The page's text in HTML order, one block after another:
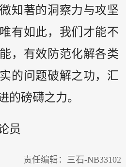
知著的洞察力与攻坚
有如此，我们才能不
，有效防范化解各类
的问题破解之功，汇
的磅礴之力。
员
责任编辑：三石-NB33102